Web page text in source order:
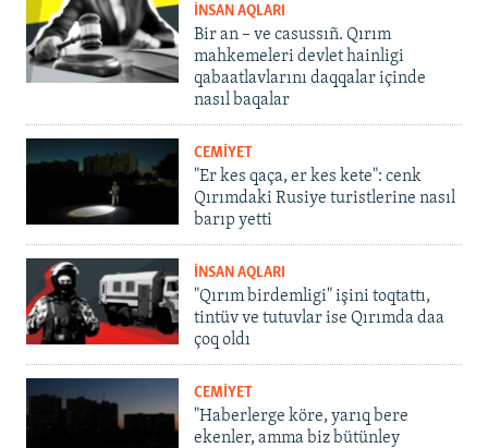
İNSAN AQLARI
Bir an – ve casussıñ. Qırım
mahkemeleri devlet hainligi
qabaatlavlarını daqqalar içinde
nasıl baqalar
CEMİYET
"Er kes qaça, er kes kete": cenk
Qırımdaki Rusiye turistlerine nasıl
barıp yetti
İNSAN AQLARI
"Qırım birdemligi" işini toqtattı,
tintüv ve tutuvlar ise Qırımda daa
çoq oldı
CEMİYET
"Haberlerge köre, yarıq bere
ekenler, amma biz bütünley